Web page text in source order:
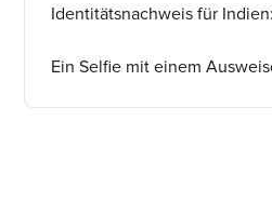
Identitätsnachweis für
Ein Selfie mit einem